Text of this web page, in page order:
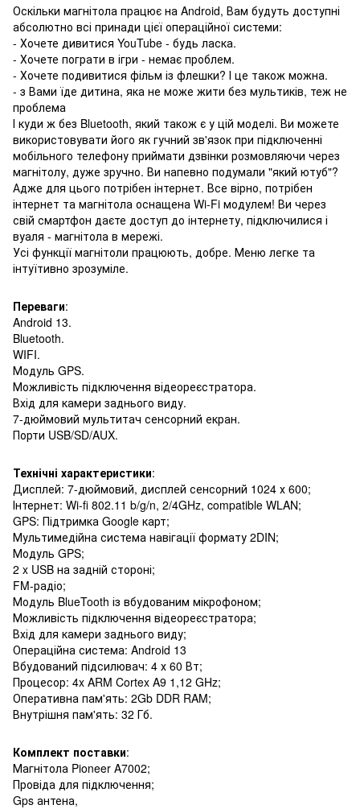
Оскільки магнітола працює на Android, Вам будуть доступні
абсолютно всі принади цієї операційної системи:
- Хочете дивитися YouTube - будь ласка.
- Хочете пограти в ігри - немає проблем.
- Хочете подивитися фільм із флешки? І це також можна.
- з Вами їде дитина, яка не може жити без мультиків, теж не
проблема
І куди ж без Bluetooth, який також є у цій моделі. Ви можете
використовувати його як гучний зв'язок при підключенні
мобільного телефону приймати дзвінки розмовляючи через
магнітолу, дуже зручно. Ви напевно подумали "який ютуб"?
Адже для цього потрібен інтернет. Все вірно, потрібен
інтернет та магнітола оснащена Wi-Fi модулем! Ви через
свій смартфон даєте доступ до інтернету, підключилися і
вуаля - магнітола в мережі.
Усі функції магнітоли працюють, добре. Меню легке та
інтуїтивно зрозуміле.
Переваги:
Android 13.
Bluetooth.
WIFI.
Модуль GPS.
Можливість підключення відеореєстратора.
Вхід для камери заднього виду.
7-дюймовий мультитач сенсорний екран.
Порти USB/SD/AUX.
Технічні характеристики:
Дисплей: 7-дюймовий, дисплей сенсорний 1024 х 600;
Інтернет: Wi-fi 802.11 b/g/n, 2/4GHz, compatible WLAN;
GPS: Підтримка Google карт;
Мультимедійна система навігації формату 2DIN;
Модуль GPS;
2 x USB на задній стороні;
FM-радіо;
Модуль BlueTooth із вбудованим мікрофоном;
Можливість підключення відеореєстратора;
Вхід для камери заднього виду;
Операційна система: Android 13
Вбудований підсилювач: 4 х 60 Вт;
Процесор: 4x ARM Cortex A9 1,12 GHz;
Оперативна пам'ять: 2Gb DDR RAM;
Внутрішня пам'ять: 32 Гб.
Комплект поставки:
Магнітола Pioneer A7002;
Провіда для підключення;
Gps антена,